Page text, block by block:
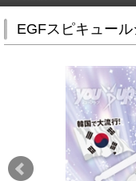
EGFスピキュー